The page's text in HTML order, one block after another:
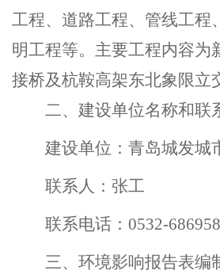
工程、 道路工程、 管线工程
明工程等。 主要工程内容为
接桥及杭鞍高架东北象限立
二、建设单位名称和联
建设单位：青岛城发城
联系人 ：张工
联系电话： 0532-
三、 环境影响报告表编